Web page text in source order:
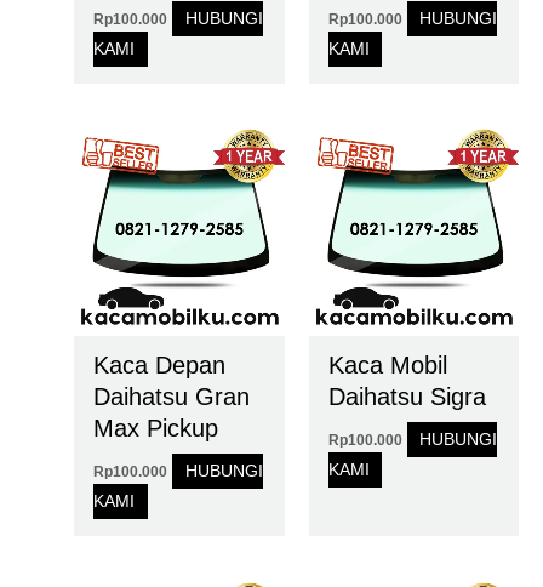
Rp100.000
HUBUNGI
KAMI
Rp100.000
HUBUNGI
KAMI
Kaca Depan
Daihatsu Gran
Max Pickup
Rp100.000
HUBUNGI
KAMI
Kaca Mobil
Daihatsu Sigra
Rp100.000
HUBUNGI
KAMI